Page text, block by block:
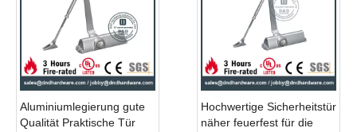
Aluminiumlegierung gute
Qualität Praktische Tür
Hochwertige Sicherheitstür
näher feuerfest für die